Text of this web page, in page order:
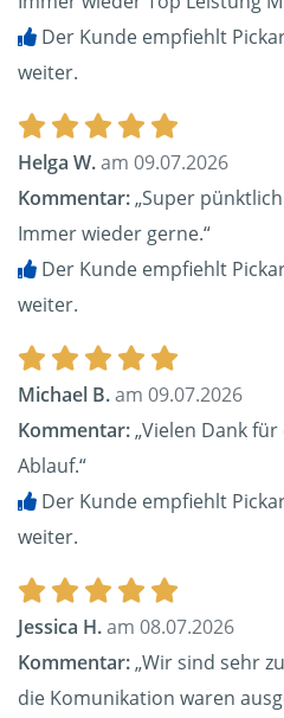
Der Kunde empfiehlt
weiter.
Helga W.am 09.07.2026
Kommentar:„Super
Immer wieder gerne.“
Der Kunde empfiehlt
weiter.
Michael B.am 09.07.2026
Kommentar:„Vielen Dank
Ablauf.“
Der Kunde empfiehlt
weiter.
Jessica H.am 08.07.2026
Kommentar:„Wir sind sehr
die Komunikation waren